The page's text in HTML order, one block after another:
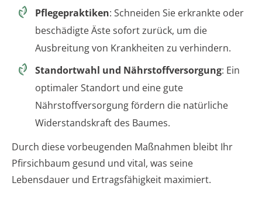
Pflegepraktiken: Schneiden Sie erkrankte oder
beschädigte Äste sofort zurück, um die
Ausbreitung von Krankheiten zu verhindern.
Standortwahl und Nährstoffversorgung: Ein
optimaler Standort und eine gute
Nährstoffversorgung fördern die natürliche
Widerstandskraft des Baumes.
Durch diese vorbeugenden Maßnahmen bleibt Ihr
Pfirsichbaum gesund und vital, was seine
Lebensdauer und Ertragsfähigkeit maximiert.